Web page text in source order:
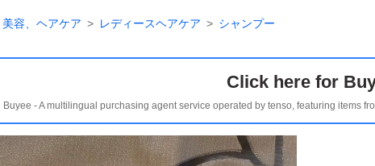
美容、ヘアケア レディースヘアケア シャンプー
Click here for
Buyee - A multilingual purchasing agent service operated by tenso, featuring items